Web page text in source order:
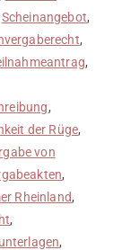
Scheinangebot,
,
,
,
der Rüge,
von
,
Rheinland,
,
,